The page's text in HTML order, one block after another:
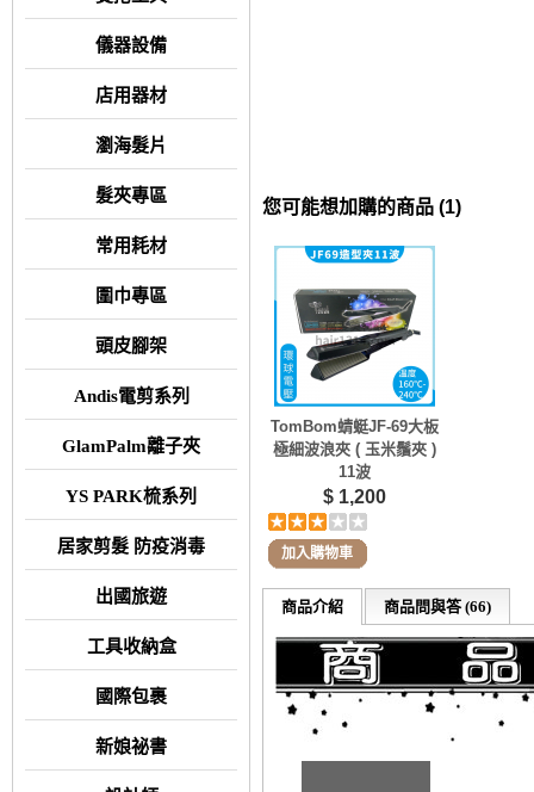
儀器設備
店用器材
瀏海髮片
髮夾專區
常用耗材
圍巾專區
頭皮腳架
Andis電剪系列
GlamPalm離子夾
YS PARK梳系列
居家剪髮 防疫消毒
出國旅遊
工具收納盒
國際包裹
新娘祕書
您可能想加購的商品 (1)
TomBom蜻蜓JF-69大板
極細波浪夾 ( 玉米鬚夾 )
11波
$ 1,200
加入購物車
商品介紹 商品問與答 (66)